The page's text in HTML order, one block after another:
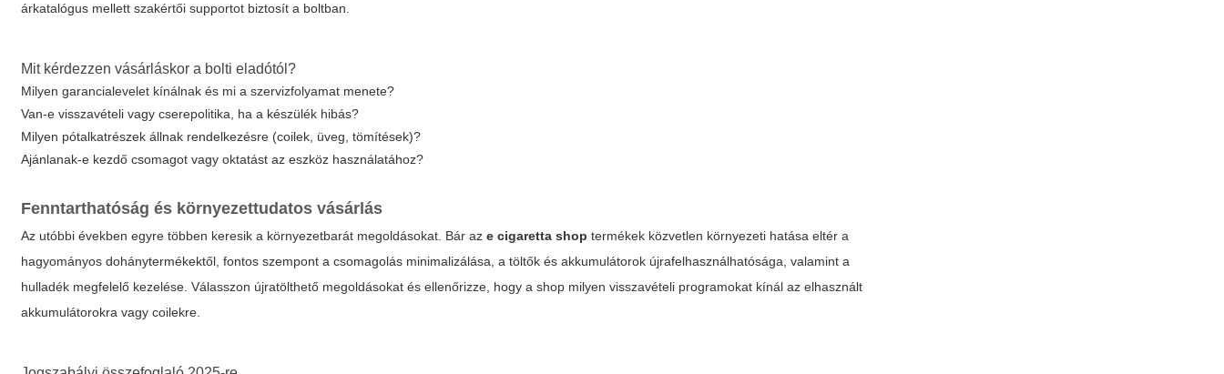
árkatalógus mellett szakértői supportot biztosít a boltban.
Mit kérdezzen vásárláskor a bolti eladótól?
Milyen garancialevelet kínálnak és mi a szervizfolyamat menete?
Van-e visszavételi vagy cserepolitika, ha a készülék hibás?
Milyen pótalkatrészek állnak rendelkezésre (coilek, üveg, tömítések)?
Ajánlanak-e kezdő csomagot vagy oktatást az eszköz használatához?
Fenntarthatóság és környezettudatos vásárlás
Az utóbbi években egyre többen keresik a környezetbarát megoldásokat. Bár aze cigaretta shop termékek közvetlen környezeti hatása eltér a
hagyományos dohánytermékektől, fontos szempont a csomagolás minimalizálása, a töltők és akkumulátorok újrafelhasználhatósága, valamint a
hulladék megfelelő kezelése. Válasszon újratölthető megoldásokat és ellenőrizze, hogy a shop milyen visszavételi programokat kínál az elhasznált
akkumulátorokra vagy coilekre.